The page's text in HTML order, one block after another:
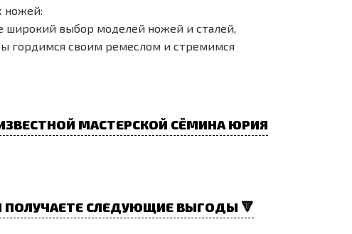
ножей:
широкий выбор моделей ножей и сталей,
гордимся своим ремеслом и стремимся
МАСТЕРСКОЙ СЁМИНА ЮРИЯ
СЛЕДУЮЩИЕ ВЫГОДЫ 🔻